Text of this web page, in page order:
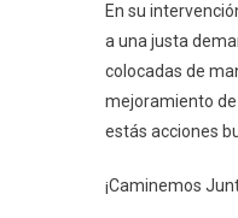
En su
a una justa
colocadas de
mejoramiento
estás acciones
¡Caminemos